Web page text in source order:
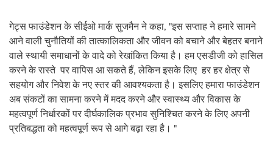
गेट्स फाउंडेशन के सीईओ मार्क सुजमैन ने कहा, "इस सप्ताह ने हमारे सामने
आने वाली चुनौतियों की तात्कालिकता और जीवन को बचाने और बेहतर बनाने
वाले स्थायी समाधानों के वादे को रेखांकित किया है। हम एसडीजी को हासिल
करने के रास्‍ते पर वापिस आ सकते हैं, लेकिन इसके लिए हर हर क्षेत्र से
सहयोग और निवेश के नए स्तर की आवश्‍यकता है। इसलिए हमारा फाउंडेशन
अब संकटों का सामना करने में मदद करने और स्वास्थ्य और विकास के
महत्वपूर्ण निर्धारकों पर दीर्घकालिक प्रभाव सुनिश्चित करने के लिए अपनी
प्रतिबद्धता को महत्वपूर्ण रूप से आगे बढ़ा रहा है। "